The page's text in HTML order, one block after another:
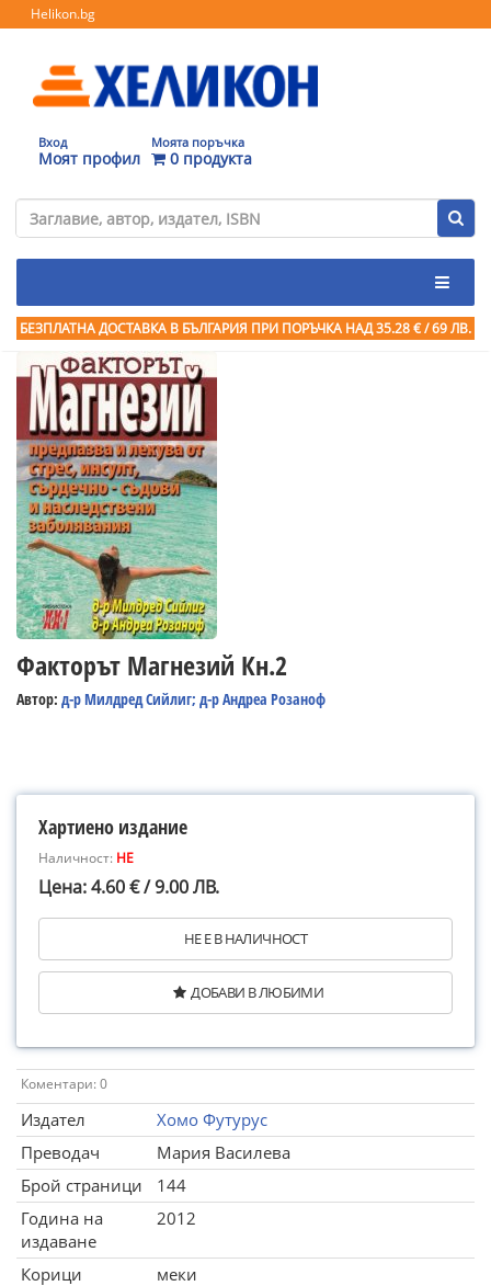
Helikon.bg
Вход
Моят профил
Моята поръчка
0 продукта
БЕЗПЛАТНА ДОСТАВКА В БЪЛГАРИЯ ПРИ ПОРЪЧКА НАД 35.28 € / 69 ЛВ.
Факторът Магнезий Кн.2
Автор: д-р Милдред Сийлиг; д-р Андреа Розаноф
Хартиено издание
Наличност: НЕ
Цена: 4.60 € / 9.00 ЛВ.
НЕ Е В НАЛИЧНОСТ
ДОБАВИ В ЛЮБИМИ
Коментари: 0
Издател
Хомо Футурус
Преводач
Мария Василева
Брой страници
144
Година на
издаване
2012
Корици
меки